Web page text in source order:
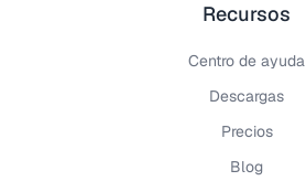
Recursos
Centro de ayuda
Descargas
Precios
Blog